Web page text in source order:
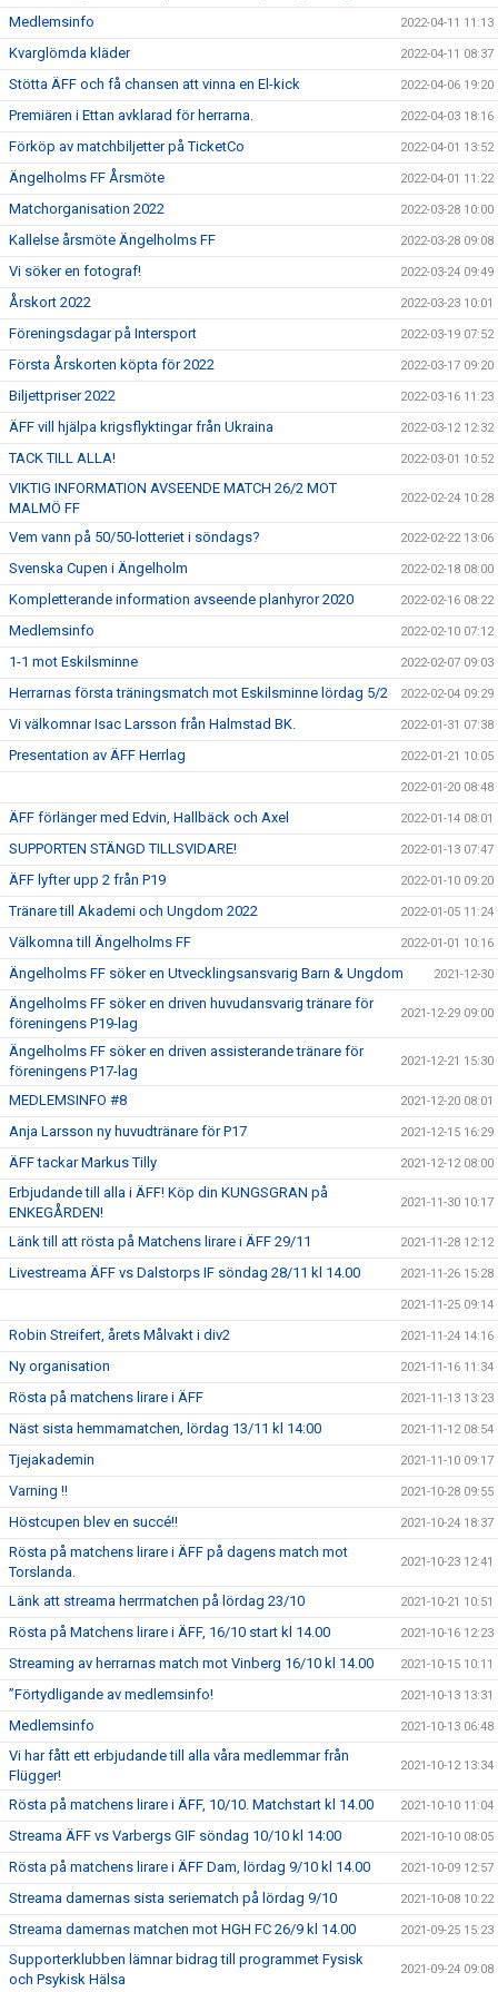
Medlemsinfo 2022-04-11 11:13
Kvarglömda kläder 2022-04-11 08:37
Stötta ÄFF och få chansen att vinna en El-kick 2022-04-06 19:20
Premiären i Ettan avklarad för herrarna. 2022-04-03 18:16
Förköp av matchbiljetter på TicketCo 2022-04-01 13:52
Ängelholms FF Årsmöte 2022-04-01 11:22
Matchorganisation 2022 2022-03-28 10:00
Kallelse årsmöte Ängelholms FF 2022-03-28 09:08
Vi söker en fotograf! 2022-03-24 09:49
Årskort 2022 2022-03-23 10:01
Föreningsdagar på Intersport 2022-03-19 07:52
Första Årskorten köpta för 2022 2022-03-17 09:20
Biljettpriser 2022 2022-03-16 11:23
ÄFF vill hjälpa krigsflyktingar från Ukraina 2022-03-12 12:32
TACK TILL ALLA! 2022-03-01 10:52
VIKTIG INFORMATION AVSEENDE MATCH 26/2 MOT
MALMÖ FF
2022-02-24 10:28
Vem vann på 50/50-lotteriet i söndags? 2022-02-22 13:06
Svenska Cupen i Ängelholm 2022-02-18 08:00
Kompletterande information avseende planhyror 2020 2022-02-16 08:22
Medlemsinfo 2022-02-10 07:12
1-1 mot Eskilsminne 2022-02-07 09:03
Herrarnas första träningsmatch mot Eskilsminne lördag 5/2 2022-02-04 09:29
Vi välkomnar Isac Larsson från Halmstad BK. 2022-01-31 07:38
Presentation av ÄFF Herrlag 2022-01-21 10:05
2022-01-20 08:48
ÄFF förlänger med Edvin, Hallbäck och Axel 2022-01-14 08:01
SUPPORTEN STÄNGD TILLSVIDARE! 2022-01-13 07:47
ÄFF lyfter upp 2 från P19 2022-01-10 09:20
Tränare till Akademi och Ungdom 2022 2022-01-05 11:24
Välkomna till Ängelholms FF 2022-01-01 10:16
Ängelholms FF söker en Utvecklingsansvarig Barn & Ungdom 2021-12-30
Ängelholms FF söker en driven huvudansvarig tränare för
föreningens P19-lag
2021-12-29 09:00
Ängelholms FF söker en driven assisterande tränare för
föreningens P17-lag
2021-12-21 15:30
MEDLEMSINFO #8 2021-12-20 08:01
Anja Larsson ny huvudtränare för P17 2021-12-15 16:29
ÄFF tackar Markus Tilly 2021-12-12 08:00
Erbjudande till alla i ÄFF! Köp din KUNGSGRAN på
ENKEGÅRDEN!
2021-11-30 10:17
Länk till att rösta på Matchens lirare i ÄFF 29/11 2021-11-28 12:12
Livestreama ÄFF vs Dalstorps IF söndag 28/11 kl 14.00 2021-11-26 15:28
2021-11-25 09:14
Robin Streifert, årets Målvakt i div2 2021-11-24 14:16
Ny organisation 2021-11-16 11:34
Rösta på matchens lirare i ÄFF 2021-11-13 13:23
Näst sista hemmamatchen, lördag 13/11 kl 14:00 2021-11-12 08:54
Tjejakademin 2021-11-10 09:17
Varning !! 2021-10-28 09:55
Höstcupen blev en succé!! 2021-10-24 18:37
Rösta på matchens lirare i ÄFF på dagens match mot
Torslanda.
2021-10-23 12:41
Länk att streama herrmatchen på lördag 23/10 2021-10-21 10:51
Rösta på Matchens lirare i ÄFF, 16/10 start kl 14.00 2021-10-16 12:23
Streaming av herrarnas match mot Vinberg 16/10 kl 14.00 2021-10-15 10:11
”Förtydligande av medlemsinfo! 2021-10-13 13:31
Medlemsinfo 2021-10-13 06:48
Vi har fått ett erbjudande till alla våra medlemmar från
Flügger!
2021-10-12 13:34
Rösta på matchens lirare i ÄFF, 10/10. Matchstart kl 14.00 2021-10-10 11:04
Streama ÄFF vs Varbergs GIF söndag 10/10 kl 14:00 2021-10-10 08:05
Rösta på matchens lirare i ÄFF Dam, lördag 9/10 kl 14.00 2021-10-09 12:57
Streama damernas sista seriematch på lördag 9/10 2021-10-08 10:22
Streama damernas matchen mot HGH FC 26/9 kl 14.00 2021-09-25 15:23
Supporterklubben lämnar bidrag till programmet Fysisk
och Psykisk Hälsa
2021-09-24 09:08